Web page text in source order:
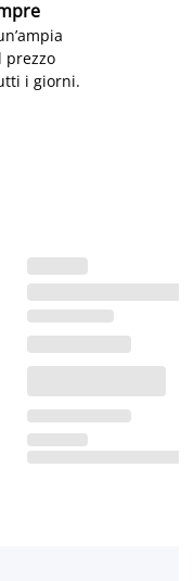
prezzo
i giorni.